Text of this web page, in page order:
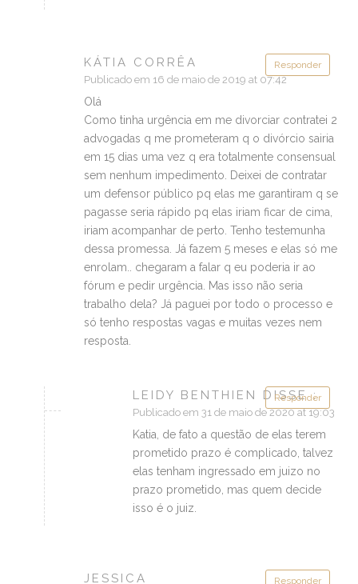
Responder
KÁTIA CORRÊA
Publicado em 16 de maio de 2019 at 07:42
Olá
Como tinha urgência em me divorciar contratei 2
advogadas q me prometeram q o divórcio sairia
em 15 dias uma vez q era totalmente consensual
sem nenhum impedimento. Deixei de contratar
um defensor público pq elas me garantiram q se
pagasse seria rápido pq elas iriam ficar de cima,
iriam acompanhar de perto. Tenho testemunha
dessa promessa. Já fazem 5 meses e elas só me
enrolam.. chegaram a falar q eu poderia ir ao
fórum e pedir urgência. Mas isso não seria
trabalho dela? Já paguei por todo o processo e
só tenho respostas vagas e muitas vezes nem
resposta.
Responder
LEIDY BENTHIEN DISSE :
Publicado em 31 de maio de 2020 at 19:03
Katia, de fato a questão de elas terem
prometido prazo é complicado, talvez
elas tenham ingressado em juizo no
prazo prometido, mas quem decide
isso é o juiz.
Responder
JESSICA